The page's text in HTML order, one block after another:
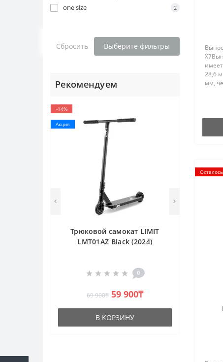
one size 2
Сбросить Выберите фильтры
Рекомендуем
-14%
Акция
Трюковой самокат LIMIT
LMT01AZ Black (2024)
0
69 900₸ 59 900₸
В КОРЗИНУ
28,6
мм,